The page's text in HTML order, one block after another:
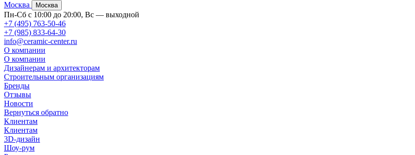
Москва
Москва
Пн-Сб с 10:00 до 20:00, Вс — выходной
+7 (495) 763-50-46
+7 (985) 833-64-30
info@ceramic-center.ru
О компании
О компании
Дизайнерам и архитекторам
Строительным организациям
Бренды
Отзывы
Новости
Вернуться обратно
Клиентам
Клиентам
3D-дизайн
Шоу-рум